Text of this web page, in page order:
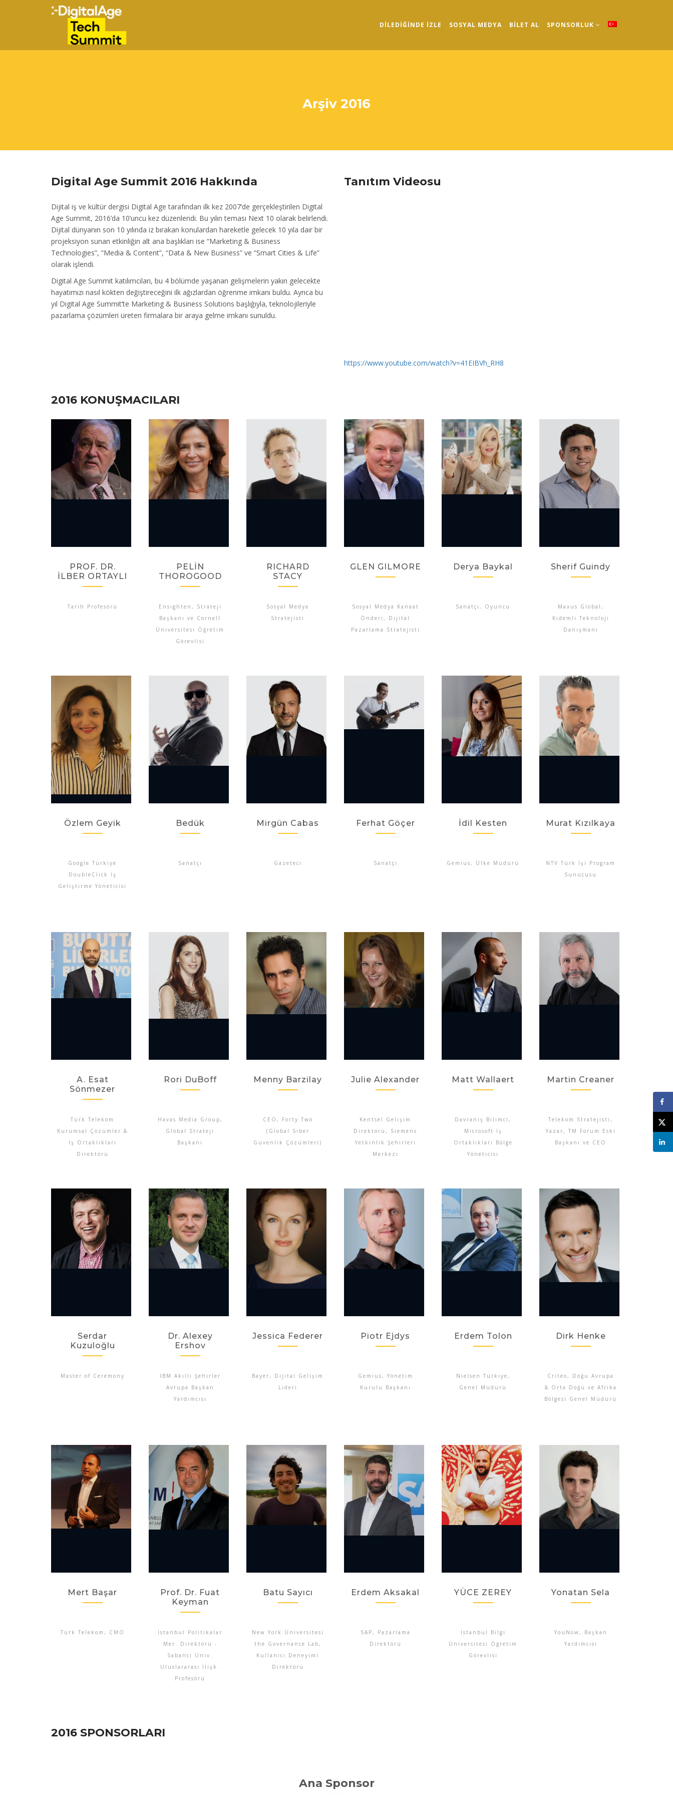
DILEDIĞINDE İZLE SOSYAL MEDYA BİLET AL SPONSORLUK
Arşiv 2016
Digital Age Summit 2016 Hakkında
Dijital iş ve kültür dergisi Digital Age tarafından ilk kez 2007’de gerçekleştirilen Digital
Age Summit, 2016’da 10’uncu kez düzenlendi. Bu yılın teması Next 10 olarak belirlendi.
Dijital dünyanın son 10 yılında iz bırakan konulardan hareketle gelecek 10 yıla dair bir
projeksiyon sunan etkinliğin alt ana başlıkları ise “Marketing & Business
Technologies”, “Media & Content”, “Data & New Business” ve “Smart Cities & Life”
olarak işlendi.
Digital Age Summit katılımcıları, bu 4 bölümde yaşanan gelişmelerin yakın gelecekte
hayatımızı nasıl kökten değiştireceğini ilk ağızlardan öğrenme imkanı buldu. Ayrıca bu
yıl Digital Age Summit’te Marketing & Business Solutions başlığıyla, teknolojileriyle
pazarlama çözümleri üreten firmalara bir araya gelme imkanı sunuldu.
Tanıtım Videosu
https://www.youtube.com/watch?v=41EIBVh_RH8
2016 KONUŞMACILARI
PROF. DR.
İLBER ORTAYLI
Tarih Profesörü
PELİN
THOROGOOD
Ensıghten, Strateji
Başkanı ve Cornell
Üniversitesi Öğretim
Görevlisi
RICHARD
STACY
Sosyal Medya
Stratejisti
GLEN GILMORE
Sosyal Medya Kanaat
Önderi, Dijital
Pazarlama Stratejisti
Derya Baykal
Sanatçı, Oyuncu
Sherif Guindy
Maxus Global,
Kıdemli Teknoloji
Danışmanı
Özlem Geyik
Google Türkiye
DoubleClick İş
Geliştirme Yöneticisi
Bedük
Sanatçı
Mirgün Cabas
Gazeteci
Ferhat Göçer
Sanatçı
İdil Kesten
Gemius, Ülke Müdürü
Murat Kızılkaya
NTV Türk İşi Program
Sunucusu
A. Esat
Sönmezer
Türk Telekom
Kurumsal Çözümler &
İş Ortaklıkları
Direktörü
Rori DuBoff
Havas Media Group,
Global Strateji
Başkanı
Menny Barzilay
CEO, Forty Two
(Global Siber
Güvenlik Çözümleri)
Julie Alexander
Kentsel Gelişim
Direktörü, Siemens
Yetkinlik Şehirleri
Merkezi
Matt Wallaert
Davranış Bilimci,
Microsoft İş
Ortaklıkları Bölge
Yöneticisi
Martin Creaner
Telekom Stratejisti,
Yazar, TM Forum Eski
Başkanı ve CEO
Serdar
Kuzuloğlu
Master of Ceremony
Dr. Alexey
Ershov
IBM Akıllı Şehirler
Avrupa Başkan
Yardımcısı
Jessica Federer
Bayer, Dijital Gelişim
Lideri
Piotr Ejdys
Gemius, Yönetim
Kurulu Başkanı
Erdem Tolon
Nielsen Türkiye,
Genel Müdürü
Dirk Henke
Criteo, Doğu Avrupa
& Orta Doğu ve Afrika
Bölgesi Genel Müdürü
Mert Başar
Türk Telekom, CMO
Prof. Dr. Fuat
Keyman
İstanbul Politikalar
Mer. Direktörü -
Sabancı Üniv.
Uluslararası İlişk.
Profesörü
Batu Sayıcı
New York Üniversitesi
the Governance Lab,
Kullanıcı Deneyimi
Direktörü
Erdem Aksakal
SAP, Pazarlama
Direktörü
YÜCE ZEREY
İstanbul Bilgi
Üniversitesi Öğretim
Görevlisi
Yonatan Sela
YouNow, Başkan
Yardımcısı
2016 SPONSORLARI
Ana Sponsor